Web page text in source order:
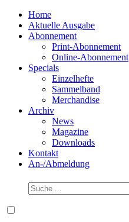
Home
Aktuelle Ausgabe
Abonnement
Print-Abonnement
Online-Abonnement
Specials
Einzelhefte
Sammelband
Merchandise
Archiv
News
Magazine
Downloads
Kontakt
An-/Abmeldung